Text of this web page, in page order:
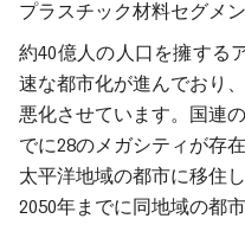
プラスチック材料セグメ
約40億人の人口を擁する
速な都市化が進んでおり
悪化させています。国連
でに28のメガシティが存
太平洋地域の都市に移住
2050年までに同地域の都